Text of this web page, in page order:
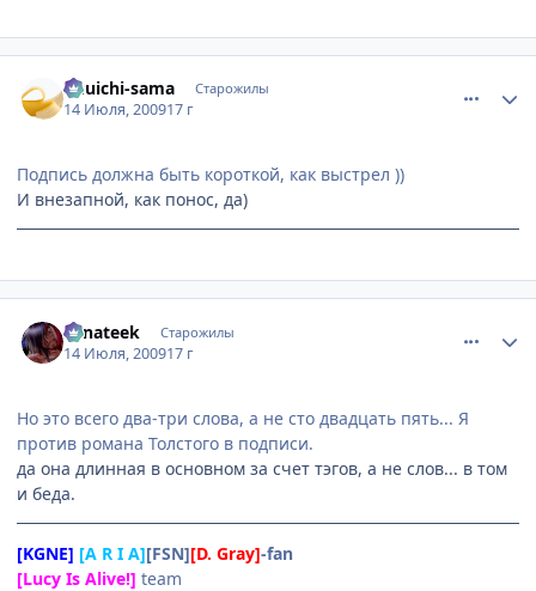
Yuuichi-sama Старожилы
14 Июля, 200917 г
Подпись должна быть короткой, как выстрел ))
И внезапной, как понос, да)
Fanateek Старожилы
14 Июля, 200917 г
Но это всего два-три слова, а не сто двадцать пять... Я
против романа Толстого в подписи.
да она длинная в основном за счет тэгов, а не слов... в том
и беда.
[KGNE] [A R I A][FSN][D. Gray]-fan
[Lucy Is Alive!] team